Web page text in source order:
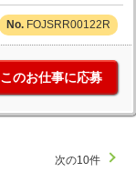
FOJSRR00122R
このお仕事に応募
次の10件